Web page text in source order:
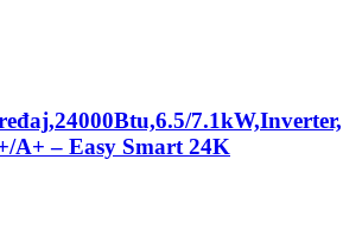
7.1kW,Inverter,
A+ – Easy Smart 24K